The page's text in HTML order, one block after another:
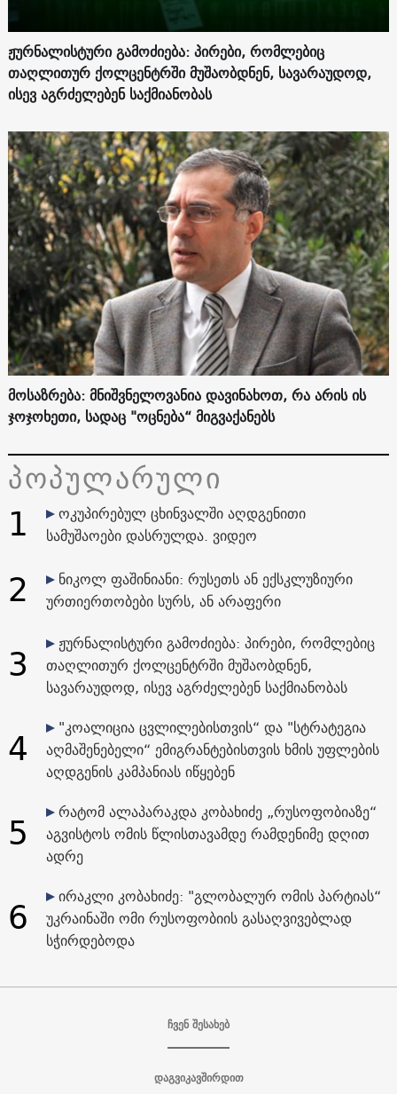
ჟურნალისტური გამოძიება: პირები, რომლებიც
თაღლითურ ქოლცენტრში მუშაობდნენ, სავარაუდოდ,
ისევ აგრძელებენ საქმიანობას
მოსაზრება: მნიშვნელოვანია დავინახოთ, რა არის ის
ჯოჯოხეთი, სადაც "ოცნება“ მიგვაქანებს
პოპულარული
1
ოკუპირებულ ცხინვალში აღდგენითი
სამუშაოები დასრულდა. ვიდეო
2
ნიკოლ ფაშინიანი: რუსეთს ან ექსკლუზიური
ურთიერთობები სურს, ან არაფერი
3
ჟურნალისტური გამოძიება: პირები, რომლებიც
თაღლითურ ქოლცენტრში მუშაობდნენ,
სავარაუდოდ, ისევ აგრძელებენ საქმიანობას
4
"კოალიცია ცვლილებისთვის“ და "სტრატეგია
აღმაშენებელი“ ემიგრანტებისთვის ხმის უფლების
აღდგენის კამპანიას იწყებენ
5
რატომ ალაპარაკდა კობახიძე „რუსოფობიაზე“
აგვისტოს ომის წლისთავამდე რამდენიმე დღით
ადრე
6
ირაკლი კობახიძე: "გლობალურ ომის პარტიას“
უკრაინაში ომი რუსოფობიის გასაღვივებლად
სჭირდებოდა
ჩვენ შესახებ
დაგვიკავშირდით